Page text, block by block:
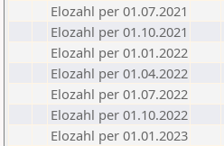
Elozahl per 01.07.2021
Elozahl per 01.10.2021
Elozahl per 01.01.2022
Elozahl per 01.04.2022
Elozahl per 01.07.2022
Elozahl per 01.10.2022
Elozahl per 01.01.2023